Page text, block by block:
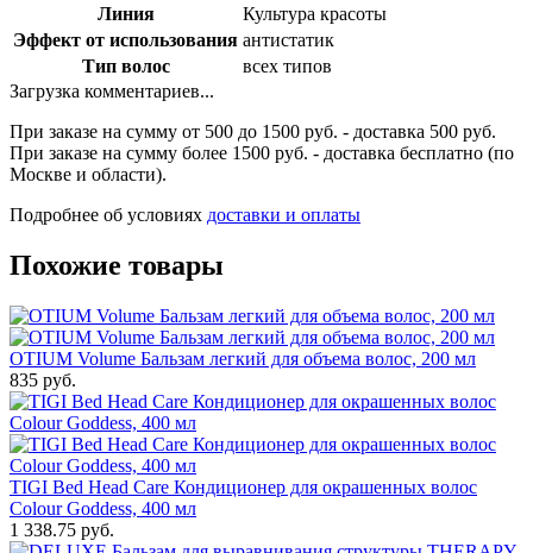
Линия
Культура красоты
Эффект от использования антистатик
Тип волос
всех типов
Загрузка комментариев...
При заказе на сумму от 500 до 1500 руб. - доставка 500 руб.
При заказе на сумму более 1500 руб. - доставка бесплатно (по
Москве и области).
Подробнее об условиях доставки и оплаты
Похожие товары
OTIUM Volume Бальзам легкий для объема волос, 200 мл
835 руб.
TIGI Bed Head Care Кондиционер для окрашенных волос
Colour Goddess, 400 мл
1 338.75 руб.